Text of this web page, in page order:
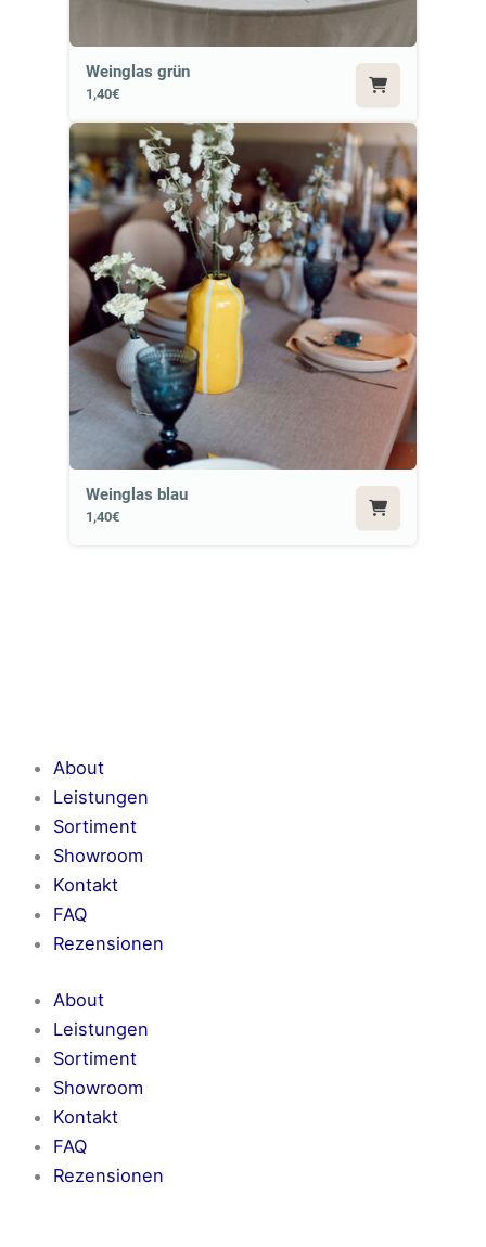
Weinglas grün
1,40€
Weinglas blau
1,40€
About
Leistungen
Sortiment
Showroom
Kontakt
FAQ
Rezensionen
About
Leistungen
Sortiment
Showroom
Kontakt
FAQ
Rezensionen